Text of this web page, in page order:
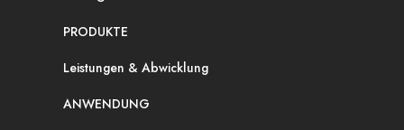
PRODUKTE
Leistungen & Abwicklung
ANWENDUNG